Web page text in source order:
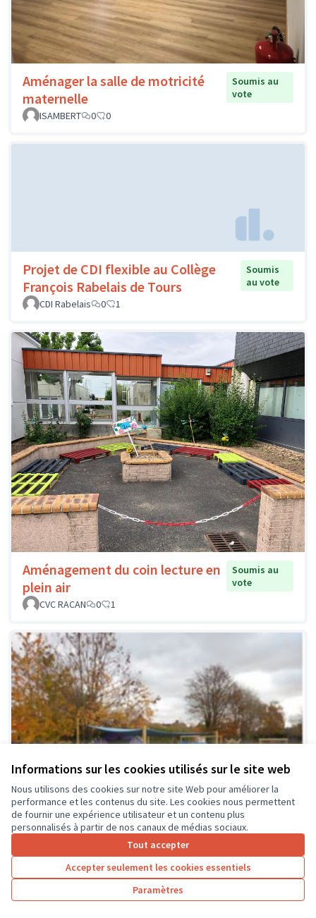
Informations sur les cookies utilisés sur le site web
Nous utilisons des cookies sur notre site Web pour améliorer la
performance et les contenus du site. Les cookies nous permettent
de fournir une expérience utilisateur et un contenu plus
personnalisés à partir de nos canaux de médias sociaux.
Tout accepter
Accepter seulement les cookies essentiels
Paramètres
Aménager la salle de motricité
maternelle
Soumis au
vote
ISAMBERT
0 0
Projet de CDI flexible au Collège
François Rabelais de Tours
Soumis
au vote
CDI Rabelais
0 1
Aménagement du coin lecture en
plein air
Soumis au
vote
CVC RACAN
0 1
La classe en dehors des murs
Soumis au vote
0